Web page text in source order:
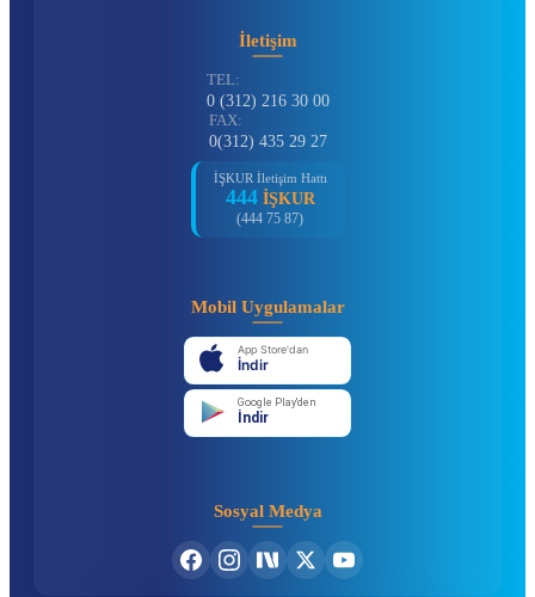
İletişim
TEL:
0 (312) 216 30 00
FAX:
0(312) 435 29 27
İŞKUR İletişim Hattı
444 İŞKUR
(444 75 87)
Mobil Uygulamalar
App Store'dan
İndir
Google Play'den
İndir
Sosyal Medya